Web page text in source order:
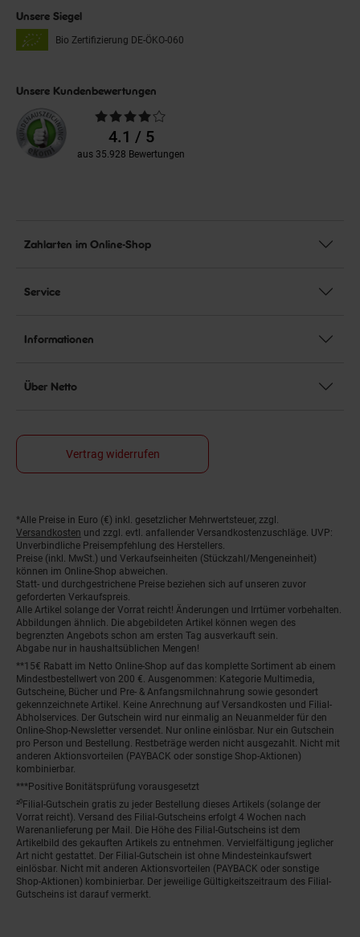
Unsere Siegel
Bio Zertifizierung DE-ÖKO-060
Unsere Kundenbewertungen
Durchschnittliche
Bewertungen4.1 / 5
aus 35.928 Bewertungen
Zahlarten im Online-Shop
Service
Informationen
Über Netto
Vertrag widerrufen
Fußnoten
*Alle Preise in Euro (€) inkl. gesetzlicher Mehrwertsteuer, zzgl.
Versandkosten und zzgl. evtl. anfallender Versandkostenzuschläge. UVP:
Unverbindliche Preisempfehlung des Herstellers.
Preise (inkl. MwSt.) und Verkaufseinheiten (Stückzahl/Mengeneinheit)
können im Online-Shop abweichen.
Statt- und durchgestrichene Preise beziehen sich auf unseren zuvor
geforderten Verkaufspreis.
Alle Artikel solange der Vorrat reicht! Änderungen und Irrtümer vorbehalten.
Abbildungen ähnlich. Die abgebildeten Artikel können wegen des
begrenzten Angebots schon am ersten Tag ausverkauft sein.
Abgabe nur in haushaltsüblichen Mengen!
**15€ Rabatt im Netto Online-Shop auf das komplette Sortiment ab einem
Mindestbestellwert von 200 €. Ausgenommen: Kategorie Multimedia,
Gutscheine, Bücher und Pre- & Anfangsmilchnahrung sowie gesondert
gekennzeichnete Artikel. Keine Anrechnung auf Versandkosten und Filial-
Abholservices. Der Gutschein wird nur einmalig an Neuanmelder für den
Online-Shop-Newsletter versendet. Nur online einlösbar. Nur ein Gutschein
pro Person und Bestellung. Restbeträge werden nicht ausgezahlt. Nicht mit
anderen Aktionsvorteilen (PAYBACK oder sonstige Shop-Aktionen)
kombinierbar.
***Positive Bonitätsprüfung vorausgesetzt
²⁰Filial-Gutschein gratis zu jeder Bestellung dieses Artikels (solange der
Vorrat reicht). Versand des Filial-Gutscheins erfolgt 4 Wochen nach
Warenanlieferung per Mail. Die Höhe des Filial-Gutscheins ist dem
Artikelbild des gekauften Artikels zu entnehmen. Vervielfältigung jeglicher
Art nicht gestattet. Der Filial-Gutschein ist ohne Mindesteinkaufswert
einlösbar. Nicht mit anderen Aktionsvorteilen (PAYBACK oder sonstige
Shop-Aktionen) kombinierbar. Der jeweilige Gültigkeitszeitraum des Filial-
Gutscheins ist darauf vermerkt.